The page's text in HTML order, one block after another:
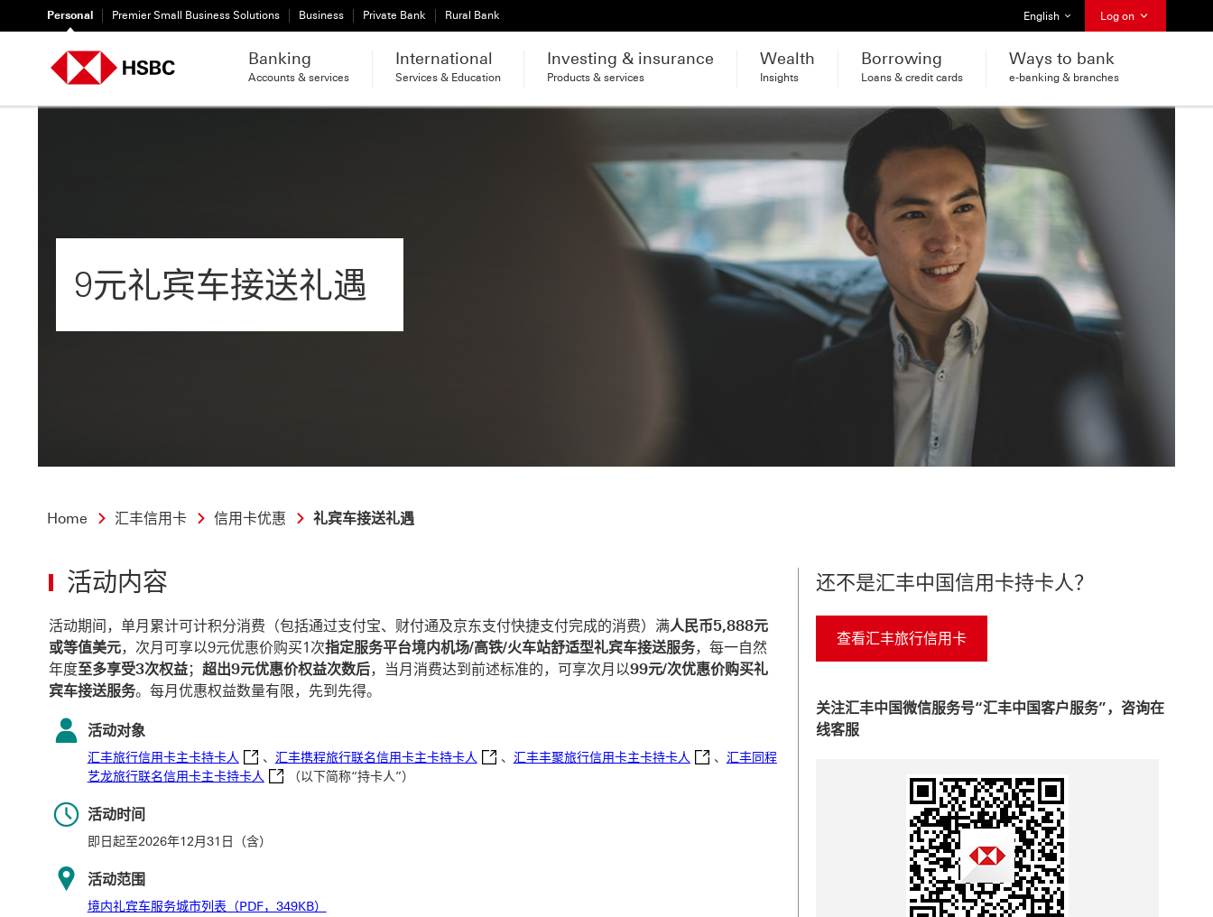
Personal Premier Small Business Solutions Business Private Bank Rural Bank Select language
English Log on
Banking
Accounts & services
International
Services & Education
Investing & insurance
Products & services
Wealth
Insights
Borrowing
Loans & credit cards
Ways to bank
e-banking & branches
9元礼宾车接送礼遇
Home 汇丰信用卡 信用卡优惠 礼宾车接送礼遇
活动内容
活动期间，单月累计可计积分消费（包括通过支付宝、财付通及京东支付快捷支付完成的消费）满人民币5,888元
或等值美元，次月可享以9元优惠价购买1次指定服务平台境内机场/高铁/火车站舒适型礼宾车接送服务，每一自然
年度至多享受3次权益； 超出9元优惠价权益次数后，当月消费达到前述标准的，可享次月以99元/次优惠价购买礼
宾车接送服务。每月优惠权益数量有限，先到先得。
活动对象
汇丰旅行信用卡主卡持卡人 汇丰旅行信用卡主卡持卡人 This link will open in a new window
、 汇丰携程旅行联名信用卡主卡持卡人 汇丰携程旅行联名信用卡主卡持卡人 This link will open in a new window
、 汇丰丰聚旅行信用卡主卡持卡人 汇丰丰聚旅行信用卡主卡持卡人 This link will open in a new window
、 汇丰同程
艺龙旅行联名信用卡主卡持卡人 汇丰同程艺龙旅行联名信用卡主卡持卡人 This link will open in a new window
（以下简称“持卡人”）
活动时间
即日起至2026年12月31日（含）
活动范围
境内礼宾车服务城市列表（PDF，349KB）
还不是汇丰中国信用卡持卡人？
查看汇丰旅行信用卡
关注汇丰中国微信服务号“汇丰中国客户服务”，咨询在
线客服